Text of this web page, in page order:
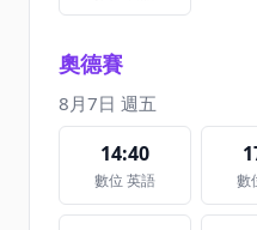
奧德賽
8月7日 週五
14:40
數位 英語 數